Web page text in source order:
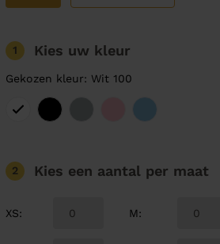
1 Kies uw kleur
Gekozen kleur: Wit 100
2 Kies een aantal per maat
XS: M: